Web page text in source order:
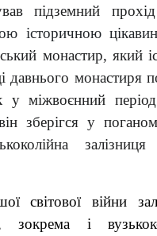
підземний прохід
історичною
монастир, який
давнього монастиря
у міжвоєнний
зберігся у
світовоївійни
зокрема і